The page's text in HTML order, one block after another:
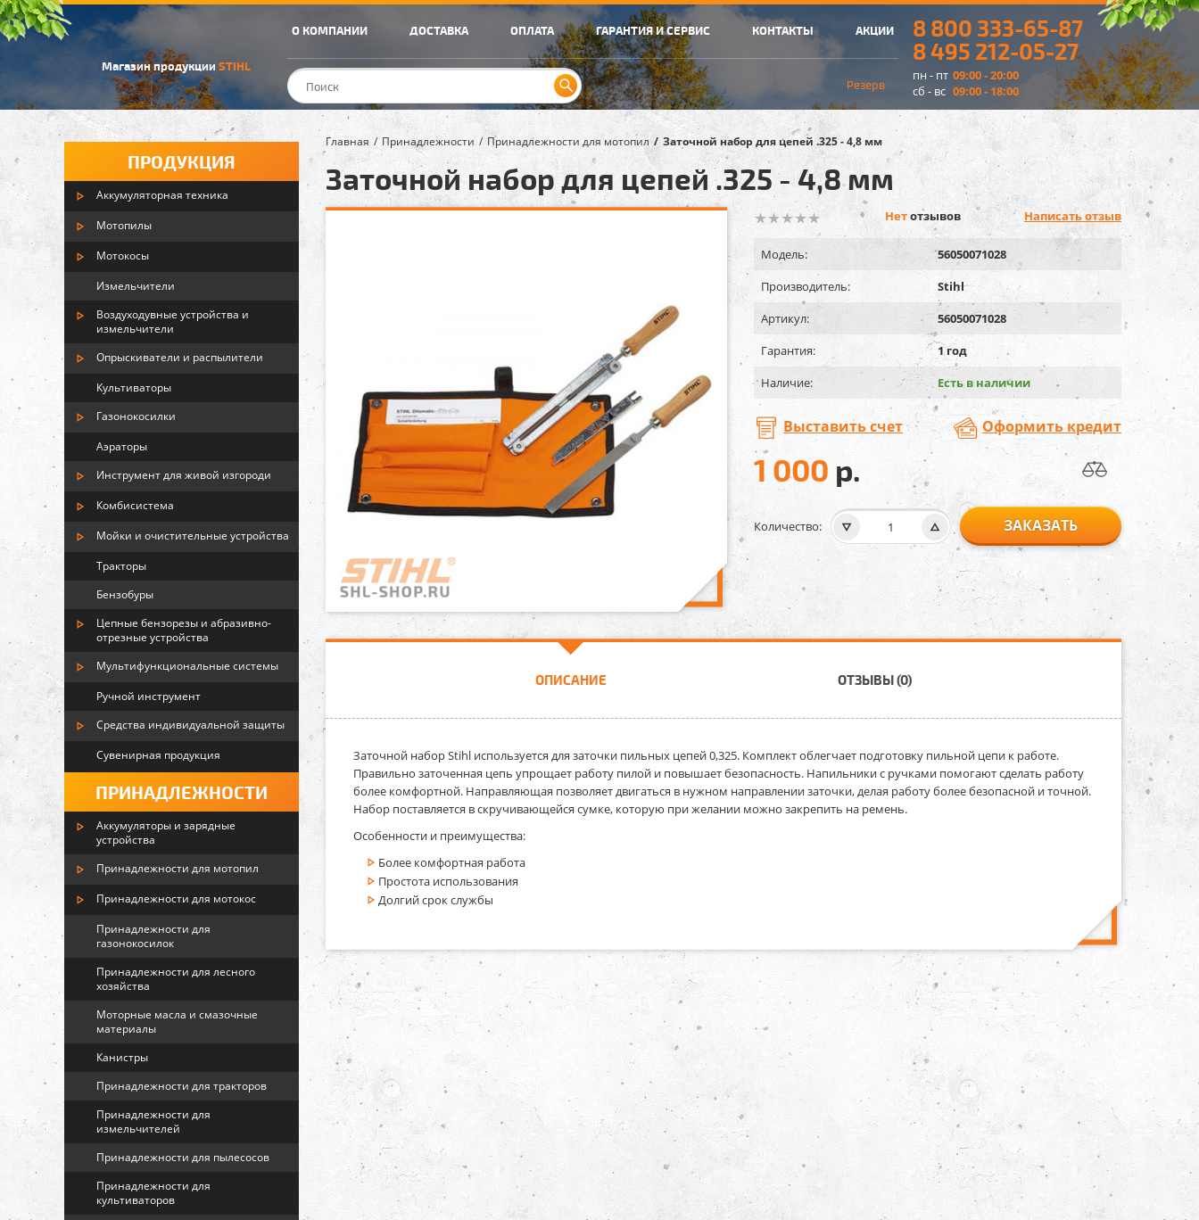
Магазин продукции STIHL
О КОМПАНИИ ДОСТАВКА ОПЛАТА ГАРАНТИЯ И СЕРВИС КОНТАКТЫ АКЦИИ
Резерв
8 800 333-65-87
8 495 212-05-27
пн - пт 09:00 - 20:00
сб - вс 09:00 - 18:00
ПРОДУКЦИЯ
Аккумуляторная техника
Мотопилы
Мотокосы
Измельчители
Воздуходувные устройства и
измельчители
Опрыскиватели и распылители
Культиваторы
Газонокосилки
Аэраторы
Инструмент для живой изгороди
Комбисистема
Мойки и очистительные устройства
Тракторы
Бензобуры
Цепные бензорезы и абразивно-
отрезные устройства
Мультифункциональные системы
Ручной инструмент
Средства индивидуальной защиты
Сувенирная продукция
ПРИНАДЛЕЖНОСТИ
Аккумуляторы и зарядные
устройства
Принадлежности для мотопил
Принадлежности для мотокос
Принадлежности для
газонокосилок
Принадлежности для лесного
хозяйства
Моторные масла и смазочные
материалы
Канистры
Принадлежности для тракторов
Принадлежности для
измельчителей
Принадлежности для пылесосов
Принадлежности для
культиваторов
Главная Принадлежности Принадлежности для мотопил Заточной набор для цепей .325 - 4,8 мм
Заточной набор для цепей .325 - 4,8 мм
Нетотзывов Написать отзыв
Модель:
56050071028
Производитель:
Stihl
Артикул:
56050071028
Гарантия:
1 год
Наличие:
Есть в наличии
Выставить счет Оформить кредит
1 000 р.
Количество: ЗАКАЗАТЬ
ОПИСАНИЕ ОТЗЫВЫ (0)
Заточной набор Stihl используется для заточки пильных цепей 0,325. Комплект облегчает подготовку пильной цепи к работе.
Правильно заточенная цепь упрощает работу пилой и повышает безопасность. Напильники с ручками помогают сделать работу
более комфортной. Направляющая позволяет двигаться в нужном направлении заточки, делая работу более безопасной и точной.
Набор поставляется в скручивающейся сумке, которую при желании можно закрепить на ремень.
Особенности и преимущества:
Более комфортная работа
Простота использования
Долгий срок службы